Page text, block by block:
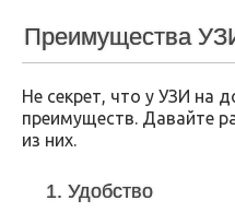
Преимущества
Не секрет, что у УЗИ на
преимуществ. Давайте
из них.
1. Удобство